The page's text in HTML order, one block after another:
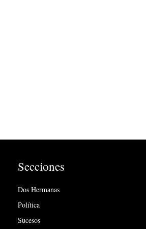
Secciones
Dos Hermanas
Política
Sucesos